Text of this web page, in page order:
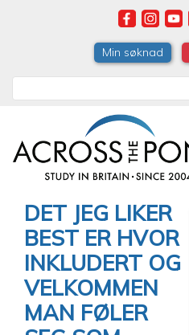
Min søknad
DET JEG LIKER
BEST ER HVOR
INKLUDERT OG
VELKOMMEN
MAN FØLER